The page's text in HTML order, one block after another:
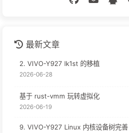
最新文章
2. VIVO-Y927 lk1st 的移植
2026-06-28
基于 rust-vmm 玩转虚拟化
2026-06-19
9. VIVO-Y927 Linux 内核设备树完善